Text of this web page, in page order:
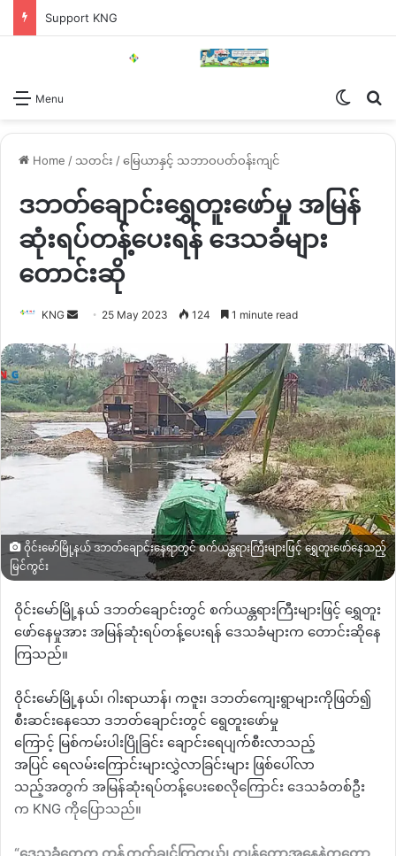
Support KNG
Menu
Home / သတင်း /မြေယာနှင့် သဘာဝပတ်ဝန်းကျင်
ဒဘတ်ချောင်းရွှေတူးဖော်မှု အမြန်
ဆုံးရပ်တန့်ပေးရန် ဒေသခံများ
တောင်းဆို
KNG
Send
email
25 May 2023 124 1 minute read
ဝိုင်းမော်မြို့နယ် ဒဘတ်ချောင်းနေရာတွင် စက်ယန္တရားကြီးများဖြင့် ရွှေတူးဖော်နေသည့်
မြင်ကွင်း
ဝိုင်းမော်မြို့နယ် ဒဘတ်ချောင်းတွင် စက်ယန္တရားကြီးများဖြင့် ရွှေတူး
ဖော်နေမှုအား အမြန်ဆုံးရပ်တန့်ပေးရန် ဒေသခံများက တောင်းဆိုနေ
ကြသည်။
ဝိုင်းမော်မြို့နယ်၊ ဂါးရာယာန်၊ ကဇူး၊ ဒဘတ်ကျေးရွာများကိုဖြတ်၍
စီးဆင်းနေသော ဒဘတ်ချောင်းတွင် ရွေတူးဖော်မှု
ကြောင့် မြစ်ကမ်းပါးပြိုခြင်း ချောင်းရေပျက်စီးလာသည့်
အပြင် ရေလမ်းကြောင်းများလွှဲလာခြင်းများ ဖြစ်ပေါ်လာ
သည့်အတွက် အမြန်ဆုံးရပ်တန့်ပေးစေလိုကြောင်း ဒေသခံတစ်ဦး
က KNG ကိုပြောသည်။